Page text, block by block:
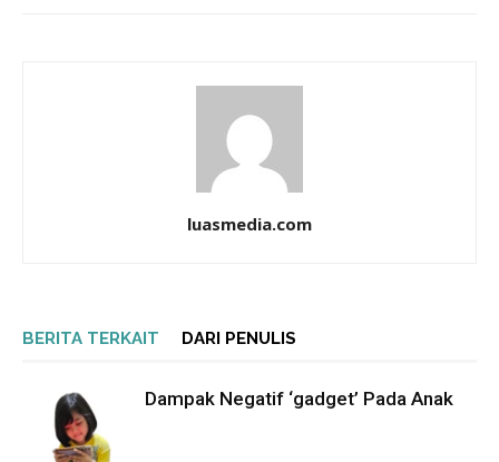
luasmedia.com
BERITA TERKAIT DARI PENULIS
Dampak Negatif ‘gadget’ Pada Anak